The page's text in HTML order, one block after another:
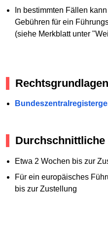
In bestimmten Fällen
Gebühren für ein
(siehe Merkblatt unter
Rechtsgrundlagen
Etwa 2 Wochen bis zur
Für ein europäisches
bis zur Zustellung